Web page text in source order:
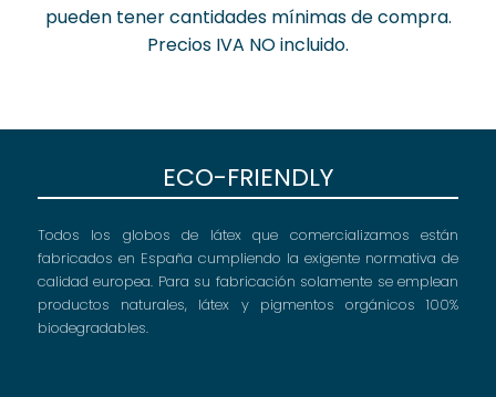
pueden tener cantidades mínimas de compra.
Precios IVA NO incluido.
ECO-FRIENDLY
Todos los globos de látex que comercializamos están
fabricados en España cumpliendo la exigente normativa de
calidad europea. Para su fabricación solamente se emplean
productos naturales, látex y pigmentos orgánicos 100%
biodegradables.